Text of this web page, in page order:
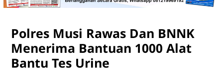
Polres Musi Rawas Dan BNNK
Menerima Bantuan 1000 Alat
Bantu Tes Urine